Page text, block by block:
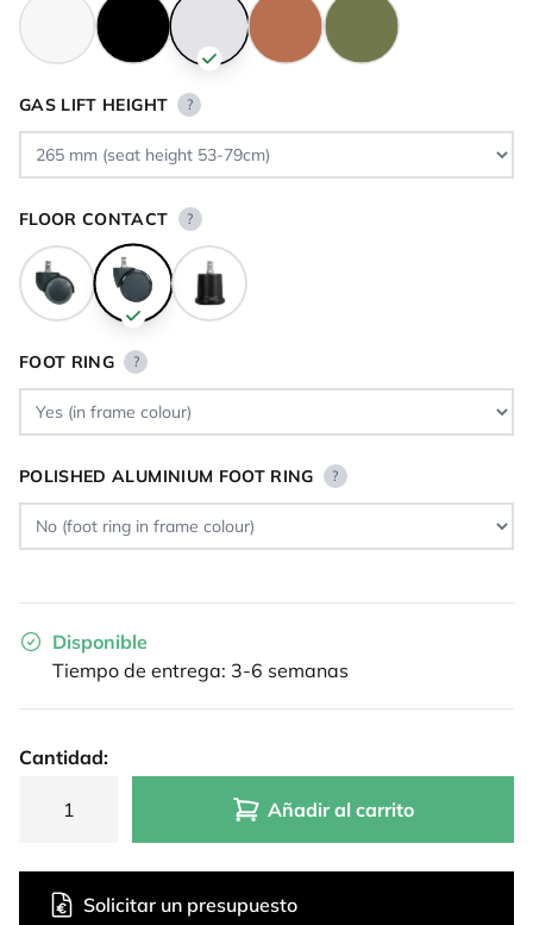
GAS LIFT HEIGHT ?
FLOOR CONTACT ?
FOOT RING ?
POLISHED ALUMINIUM FOOT RING ?
Disponible
Tiempo de entrega: 3-6 semanas
Cantidad:
Añadir al carrito
Solicitar un presupuesto